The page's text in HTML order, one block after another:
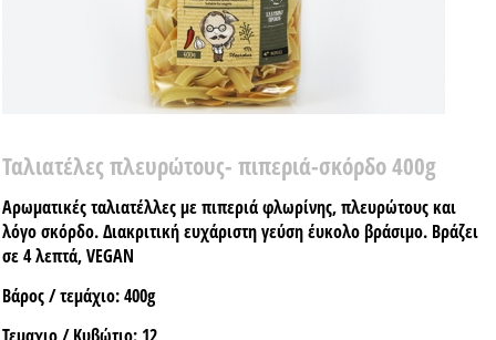
Ταλιατέλες πλευρώτους- πιπεριά-σκόρδο 400g
Αρωματικές ταλιατέλλες με πιπεριά φλωρίνης, πλευρώτους και
λόγο σκόρδο. Διακριτική ευχάριστη γεύση έυκολο βράσιμο. Βράζει
σε 4 λεπτά, VEGAN
Βάρος / τεμάχιο:400g